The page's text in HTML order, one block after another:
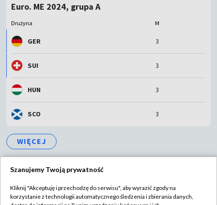
Euro. ME 2024, grupa A
Drużyna M
GER 3
SUI 3
HUN 3
SCO 3
WIĘCEJ
TVP
Szanujemy Twoją prywatność
Kliknij "Akceptuję i przechodzę do serwisu", aby wyrazić zgody na
korzystanie z technologii automatycznego śledzenia i zbierania danych,